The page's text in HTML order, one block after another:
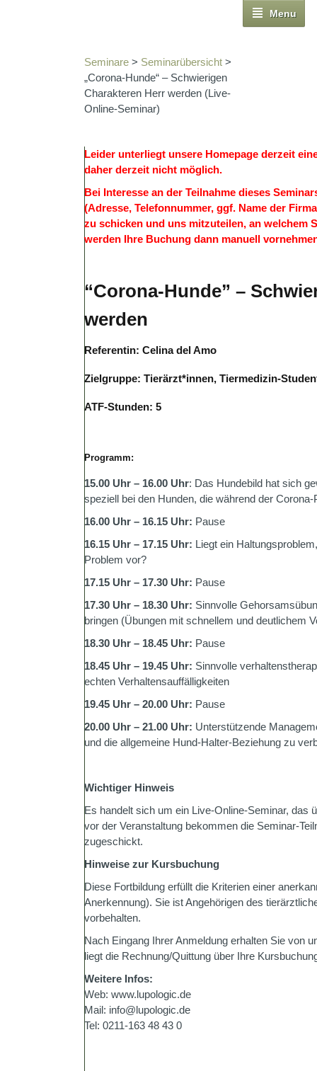
Menu
Seminare > Seminarübersicht >
„Corona-Hunde“ – Schwierigen
Charakteren Herr werden (Live-
Online-Seminar)
Leider unterliegt unsere Homepage derzeit
daher derzeit nicht möglich.
Bei Interesse an der Teilnahme dieses
(Adresse, Telefonnummer, ggf. Name der
zu schicken und uns mitzuteilen, an welchem
werden Ihre Buchung dann manuell
“Corona-Hunde” –
werden
Referentin: Celina del Amo
Zielgruppe: Tierärzt*innen, Tiermedizin-
ATF-Stunden: 5
Programm:
15.00 Uhr – 16.00 Uhr: Das Hundebild hat sich
speziell bei den Hunden, die während der
16.00 Uhr – 16.15 Uhr: Pause
16.15 Uhr – 17.15 Uhr: Liegt ein
Problem vor?
17.15 Uhr – 17.30 Uhr: Pause
17.30 Uhr – 18.30 Uhr: Sinnvolle
bringen (Übungen mit schnellem und deutlichem
18.30 Uhr – 18.45 Uhr: Pause
18.45 Uhr – 19.45 Uhr: Sinnvolle
echten Verhaltensauffälligkeiten
19.45 Uhr – 20.00 Uhr: Pause
20.00 Uhr – 21.00 Uhr: Unterstützende
und die allgemeine Hund-Halter-Beziehung zu
Wichtiger Hinweis
Es handelt sich um ein Live-Online-Seminar, das
vor der Veranstaltung bekommen die Seminar-
zugeschickt.
Hinweise zur Kursbuchung
Diese Fortbildung erfüllt die Kriterien einer
Anerkennung). Sie ist Angehörigen des
vorbehalten.
Nach Eingang Ihrer Anmeldung erhalten Sie von
liegt die Rechnung/Quittung über Ihre
Weitere Infos:
Web: www.lupologic.de
Mail: info@lupologic.de
Tel: 0211-163 48 43 0